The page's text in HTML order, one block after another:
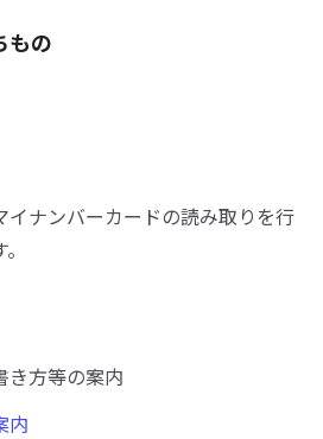
もの
イナンバーカードの読み取りを行
き方等の案内
内